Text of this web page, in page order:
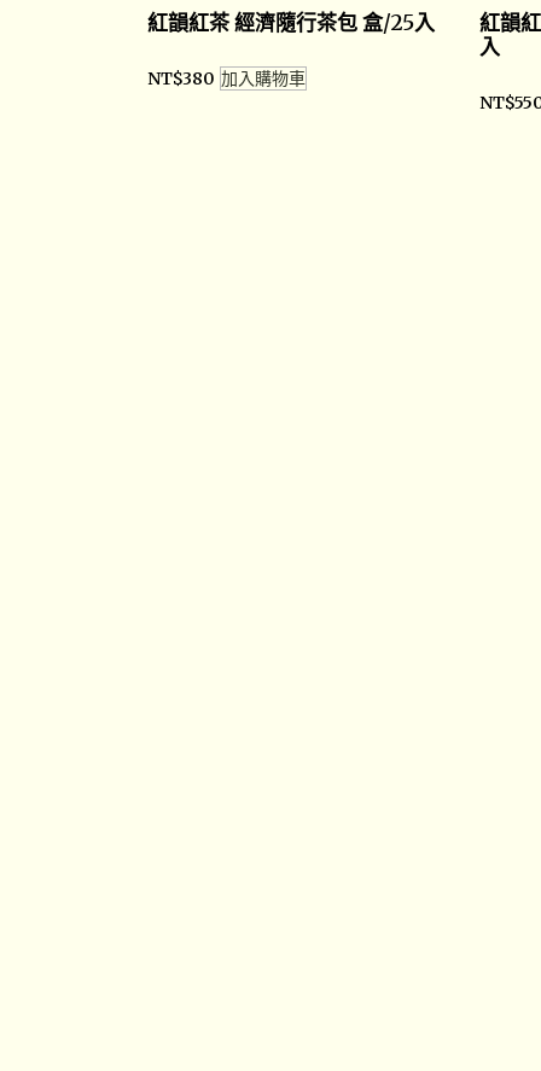
紅韻紅茶 經濟隨行茶包 盒/25入
NT$380 加入購物車
紅韻
入
NT$